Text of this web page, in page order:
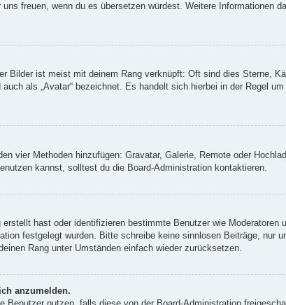
freuen, wenn du es übersetzen würdest. Weitere Informationen
Bilder ist meist mit deinem Rang verknüpft: Oft sind dies Sterne,
als „Avatar“ bezeichnet. Es handelt sich hierbei in der Regel
vier Methoden hinzufügen: Gravatar, Galerie, Remote oder
kannst, solltest du die Board-Administration kontaktieren.
hast oder identifizieren bestimmte Benutzer wie Moderatoren
festgelegt wurden. Bitte schreibe keine sinnlosen Beiträge, nur
Rang unter Umständen einfach wieder zurücksetzen.
anzumelden.